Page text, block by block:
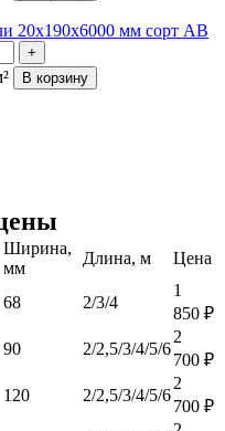
20х190х6000 мм сорт АВ
+
В корзину
Ширина,
мм
Длина, м Цена
68 2/3/4
1
850 ₽
90
2/2,5/3/4/5/6
2
700 ₽
120
2/2,5/3/4/5/6
2
700 ₽